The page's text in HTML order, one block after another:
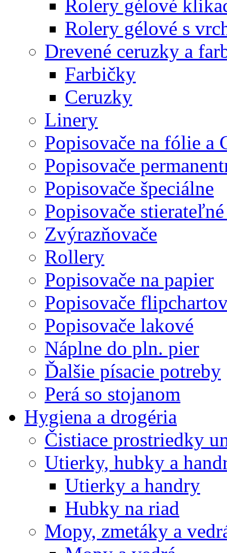
Rolery gélové
Rolery gélové s
Drevené ceruzky a
Farbičky
Ceruzky
Linery
Popisovače na fólie a
Popisovače
Popisovače špeciálne
Popisovače
Zvýrazňovače
Rollery
Popisovače na papier
Popisovače
Popisovače lakové
Náplne do pln. pier
Ďalšie písacie potreby
Perá so stojanom
Hygiena a drogéria
Čistiace prostriedky
Utierky, hubky a
Utierky a handry
Hubky na riad
Mopy, zmetáky a